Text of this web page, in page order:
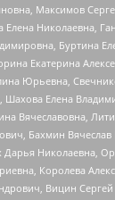
Максимов
Елена Николаевна,
Буртина
Екатерина
Юрьевна,
Елена
Вячеславовна,
Бахмин
Николаевна,
Королева
Вицин